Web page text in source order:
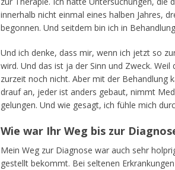
innerhalb nicht einmal eines halben Jahres,
begonnen. Und seitdem bin ich in
Und ich denke, dass mir, wenn ich jetzt so
wird. Und das ist ja der Sinn und Zweck.
zurzeit noch nicht. Aber mit der Behandlung
drauf an, jeder ist anders gebaut, nimmt
gelungen. Und wie gesagt, ich fühle mich
Wie war Ihr Weg bis zur
Mein Weg zur Diagnose war auch sehr
gestellt bekommt. Bei seltenen